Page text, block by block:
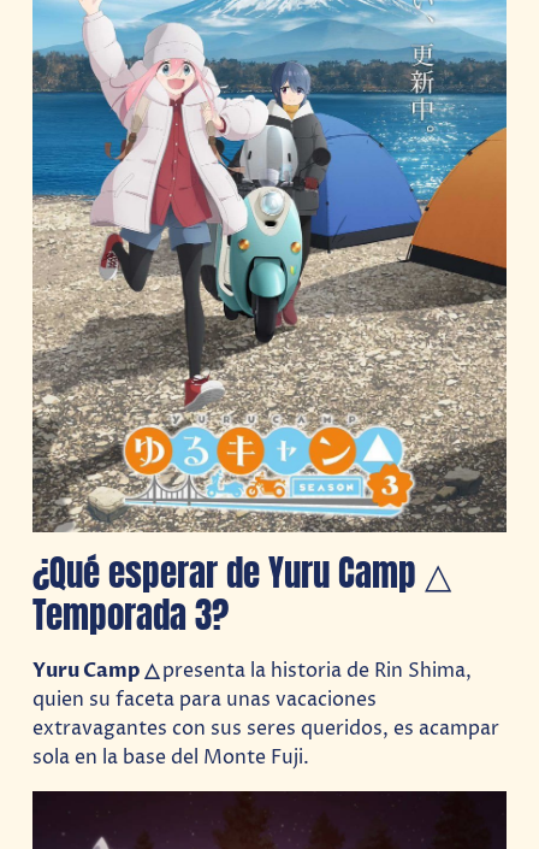
¿Qué esperar de Yuru Camp △
Temporada 3?
Yuru Camp △presenta la historia de Rin Shima,
quien su faceta para unas vacaciones
extravagantes con sus seres queridos, es acampar
sola en la base del Monte Fuji.